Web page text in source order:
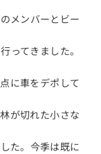
メンバーとビー
ってきました。
に車をデポして
が切れた小さな
た。今季は既に